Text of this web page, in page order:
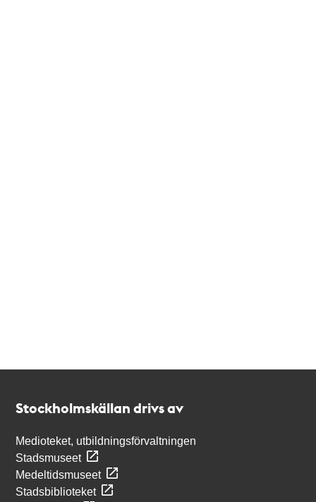
Stockholmskällan drivs av
Medioteket, utbildningsförvaltningen
Stadsmuseet
Medeltidsmuseet
Stadsbiblioteket